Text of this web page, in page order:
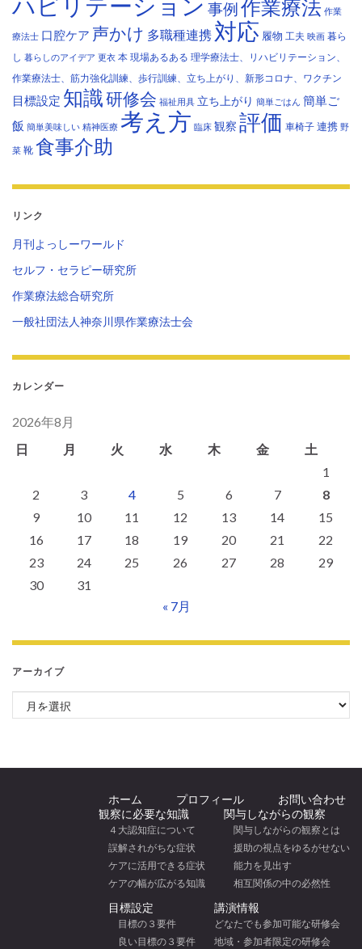
事例作業療法 作業
療法士 口腔ケア 声かけ 多職種連携 対応 履物 工夫 映画 暮ら
し 暮らしのアイデア 更衣 本 現場あるある 理学療法士、リハビリテーション、
作業療法士、筋力強化訓練、歩行訓練、立ち上がり、新形コロナ、ワクチン
目標設定 知識研修会 福祉用具 立ち上がり 簡単ごはん 簡単ご
飯 簡単美味しい 精神医療 考え方 臨床 観察 評価 車椅子 連携 野
菜 靴 食事介助
リンク
月刊よっしーワールド
セルフ・セラピー研究所
作業療法総合研究所
一般社団法人神奈川県作業療法士会
カレンダー
2026年8月
日
月 火 水 木 金
土
1
2
3 4 5 6 7
8
9
10 11 12 13 14
15
16
17 18 19 20 21
22
23
24 25 26 27 28
29
30
31
« 7月
アーカイブ
アーカイブ
ホーム プロフィール
お問い合わせ
観察に必要な知識
４大認知症について
誤解されがちな症状
ケアに活用できる症状
ケアの幅が広がる知識
関与しながらの観察
関与しながらの観察とは
援助の視点をゆるがせない
能力を見出す
相互関係の中の必然性
目標設定
目標の３要件
良い目標の３要件
講演情報
どなたでも参加可能な研修会
地域・参加者限定の研修会